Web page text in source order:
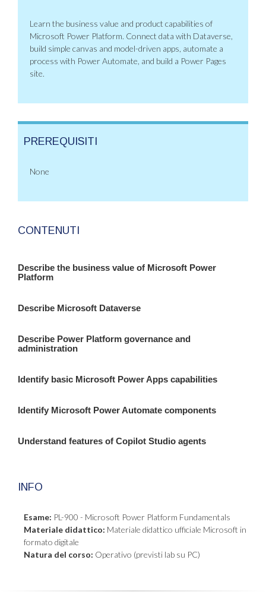
Learn the business value and product capabilities of
Microsoft Power Platform. Connect data with Dataverse,
build simple canvas and model-driven apps, automate a
process with Power Automate, and build a Power Pages
site.
PREREQUISITI
None
CONTENUTI
Describe the business value of Microsoft Power
Platform
Describe Microsoft Dataverse
Describe Power Platform governance and
administration
Identify basic Microsoft Power Apps capabilities
Identify Microsoft Power Automate components
Understand features of Copilot Studio agents
INFO
Esame: PL-900 - Microsoft Power Platform Fundamentals
Materiale didattico: Materiale didattico ufficiale Microsoft in
formato digitale
Natura del corso: Operativo (previsti lab su PC)